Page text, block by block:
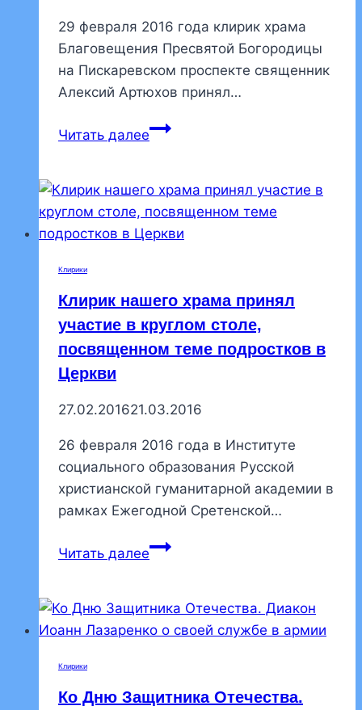
29 февраля 2016 года клирик храма
Благовещения Пресвятой Богородицы
на Пискаревском проспекте священник
Алексий Артюхов принял…
Читать далееКлирик
участие
в
собрании,
деятельности
воскресных
школ
Санкт-
епархии
Клирики
Клирик нашего храма принял
участие в круглом столе,
посвященном теме подростков в
Церкви
27.02.201621.03.2016
26 февраля 2016 года в Институте
социального образования Русской
христианской гуманитарной академии в
рамках Ежегодной Сретенской…
Читать далееКлирик
принял
участие
столе,
Клирики
Ко Дню Защитника Отечества.